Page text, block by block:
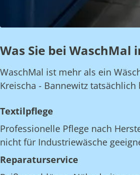
Was Sie bei
WaschMal ist mehr als ein
Kreischa - Bannewitz tatsächlich
Textilpflege
Professionelle Pflege nach
nicht für Industriewäsche
Reparaturservice